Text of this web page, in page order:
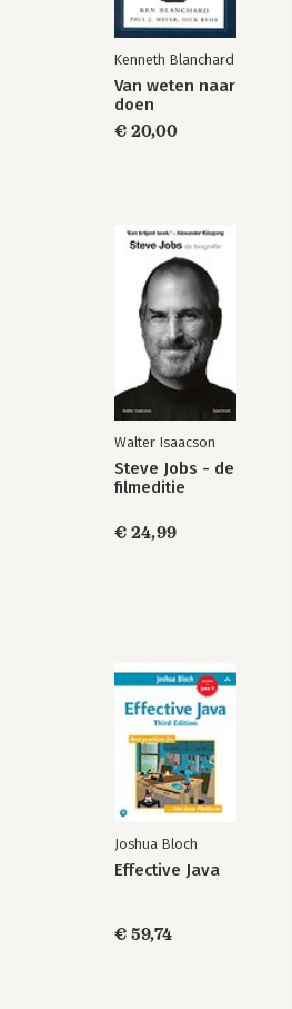
Raving Fans!
Kenneth Blanchard
Van weten naar
doen
€ 20,00
Walter Isaacson
Steve Jobs - de
filmeditie
€ 24,99
Joshua Bloch
Effective Java
€ 59,74